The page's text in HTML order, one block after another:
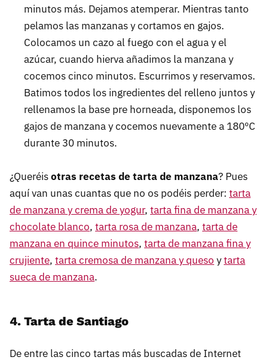
minutos más. Dejamos atemperar. Mientras tanto
pelamos las manzanas y cortamos en gajos.
Colocamos un cazo al fuego con el agua y el
azúcar, cuando hierva añadimos la manzana y
cocemos cinco minutos. Escurrimos y reservamos.
Batimos todos los ingredientes del relleno juntos y
rellenamos la base pre horneada, disponemos los
gajos de manzana y cocemos nuevamente a 180ºC
durante 30 minutos.
¿Queréisotras recetas de tarta de manzana? Pues
aquí van unas cuantas que no os podéis perder: tarta
de manzana y crema de yogur, tarta fina de manzana y
chocolate blanco, tarta rosa de manzana, tarta de
manzana en quince minutos, tarta de manzana fina y
crujiente, tarta cremosa de manzana y queso ytarta
sueca de manzana.
4. Tarta de Santiago
De entre las cinco tartas más buscadas de Internet